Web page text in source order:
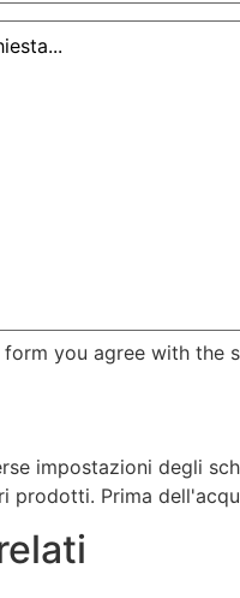
you agree with the
impostazioni degli
prodotti. Prima